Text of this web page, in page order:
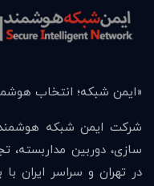
انتخاب هوشمندانه
شبکه هوشمند | فروش
مداربسته، تجهیزات